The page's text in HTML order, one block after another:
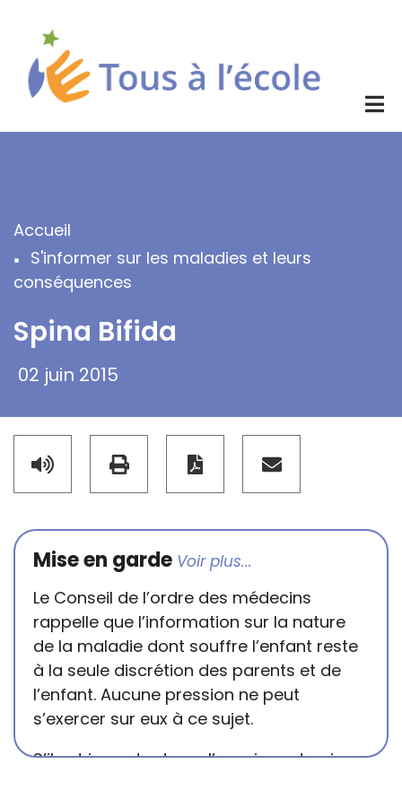
contenu
principal
Fil
d'Ariane
Accueil
S'informer sur les maladies et leurs
conséquences
Spina Bifida
02 juin 2015
Mise en garde
Le Conseil de l’ordre des médecins
rappelle que l’information sur la nature
de la maladie dont souffre l’enfant reste
à la seule discrétion des parents et de
l’enfant. Aucune pression ne peut
s’exercer sur eux à ce sujet.
S’il est important que l’enseignant puisse